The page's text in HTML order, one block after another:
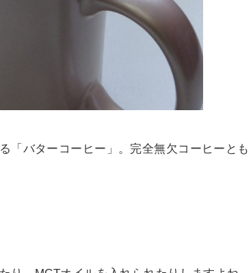
「バターコーヒー」。完全無欠コーヒーとも